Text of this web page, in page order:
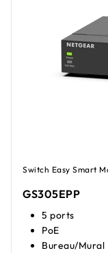
Switch Easy Smart
GS305EPP
5 ports
PoE
Bureau/Mural